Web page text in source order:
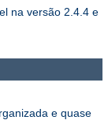
na versão 2.4.4 e
e quase